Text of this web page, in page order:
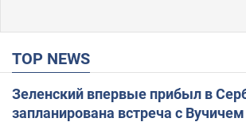
TOP NEWS
Зеленский впервые прибыл в
запланирована встреча с Вучичем